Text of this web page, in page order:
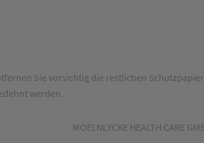
Sie vorsichtig die restlichen
werden.
MOELNLYCKE HEALTH CARE